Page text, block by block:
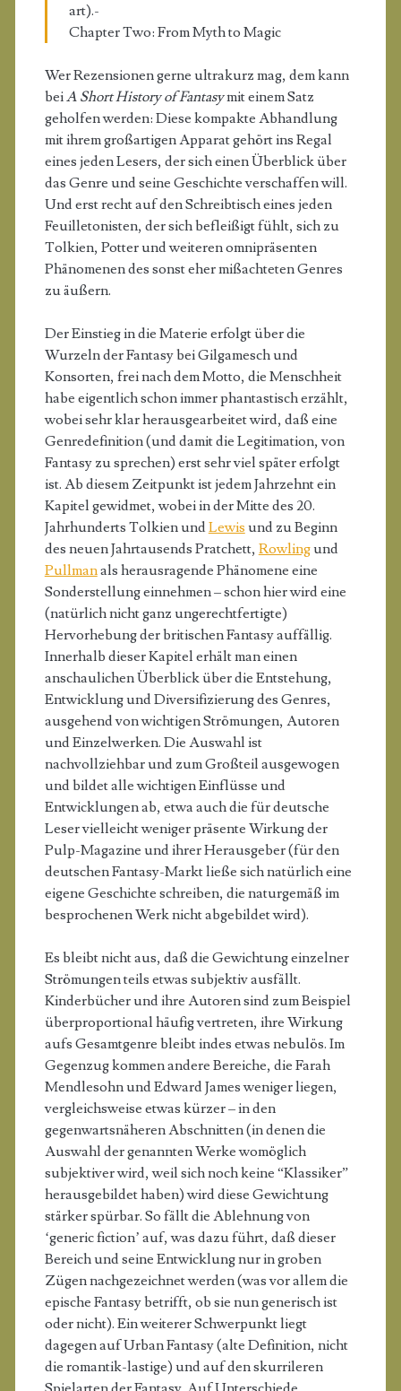
art).-
Chapter Two: From Myth to Magic
Wer Rezensionen gerne ultrakurz mag, dem kann
beiA Short History of Fantasymit einem Satz
geholfen werden: Diese kompakte Abhandlung
mit ihrem großartigen Apparat gehört ins Regal
eines jeden Lesers, der sich einen Überblick über
das Genre und seine Geschichte verschaffen will.
Und erst recht auf den Schreibtisch eines jeden
Feuilletonisten, der sich befleißigt fühlt, sich zu
Tolkien, Potter und weiteren omnipräsenten
Phänomenen des sonst eher mißachteten Genres
zu äußern.
Der Einstieg in die Materie erfolgt über die
Wurzeln der Fantasy bei Gilgamesch und
Konsorten, frei nach dem Motto, die Menschheit
habe eigentlich schon immer phantastisch erzählt,
wobei sehr klar herausgearbeitet wird, daß eine
Genredefinition (und damit die Legitimation, von
Fantasy zu sprechen) erst sehr viel später erfolgt
ist. Ab diesem Zeitpunkt ist jedem Jahrzehnt ein
Kapitel gewidmet, wobei in der Mitte des 20.
Jahrhunderts Tolkien undLewis und zu Beginn
des neuen Jahrtausends Pratchett, Rowlingund
Pullmanals herausragende Phänomene eine
Sonderstellung einnehmen – schon hier wird eine
(natürlich nicht ganz ungerechtfertigte)
Hervorhebung der britischen Fantasy auffällig.
Innerhalb dieser Kapitel erhält man einen
anschaulichen Überblick über die Entstehung,
Entwicklung und Diversifizierung des Genres,
ausgehend von wichtigen Strömungen, Autoren
und Einzelwerken. Die Auswahl ist
nachvollziehbar und zum Großteil ausgewogen
und bildet alle wichtigen Einflüsse und
Entwicklungen ab, etwa auch die für deutsche
Leser vielleicht weniger präsente Wirkung der
Pulp-Magazine und ihrer Herausgeber (für den
deutschen Fantasy-Markt ließe sich natürlich eine
eigene Geschichte schreiben, die naturgemäß im
besprochenen Werk nicht abgebildet wird).
Es bleibt nicht aus, daß die Gewichtung einzelner
Strömungen teils etwas subjektiv ausfällt.
Kinderbücher und ihre Autoren sind zum Beispiel
überproportional häufig vertreten, ihre Wirkung
aufs Gesamtgenre bleibt indes etwas nebulös. Im
Gegenzug kommen andere Bereiche, die Farah
Mendlesohn und Edward James weniger liegen,
vergleichsweise etwas kürzer – in den
gegenwartsnäheren Abschnitten (in denen die
Auswahl der genannten Werke womöglich
subjektiver wird, weil sich noch keine “Klassiker”
herausgebildet haben) wird diese Gewichtung
stärker spürbar. So fällt die Ablehnung von
‘generic fiction’ auf, was dazu führt, daß dieser
Bereich und seine Entwicklung nur in groben
Zügen nachgezeichnet werden (was vor allem die
epische Fantasy betrifft, ob sie nun generisch ist
oder nicht). Ein weiterer Schwerpunkt liegt
dagegen auf Urban Fantasy (alte Definition, nicht
die romantik-lastige) und auf den skurrileren